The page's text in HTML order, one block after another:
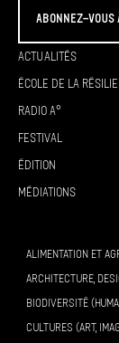
Abonnez-
Actualités
École de la
Radio A°
Festival
Édition
Médiations
ALIMENTATION ET
ARCHITECTURE,
BIODIVERSITÉ
CULTURES (ART,